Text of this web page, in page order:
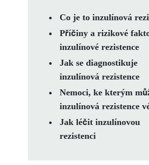
Co je to inzulínová
Příčiny a rizikové
inzulínové rezistence
Jak se diagnostikuje
inzulínová rezistence
Nemoci, ke kterým
inzulínová rezistence
Jak léčit inzulínovou
rezistenci